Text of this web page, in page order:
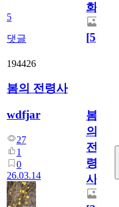
5
댓글
화
[5]
194426
봄의 전령사
wdfjar
27
1
0
26.03.14
봄
의
전
령
사